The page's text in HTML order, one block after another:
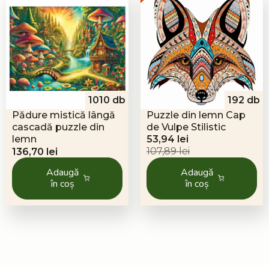
1010 db
Pădure mistică lângă
cascadă puzzle din
lemn
136,70 lei
Adaugă
în coș
192 db
Puzzle din lemn Cap
de Vulpe Stilistic
107,89lei
Prețul
inițial
a
fost:
107,89 lei.
53,94 lei
Prețul
curent
este:
53,94 lei.Adaugă
în coș